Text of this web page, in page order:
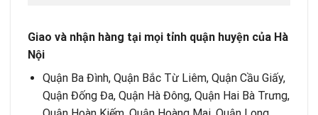
Giao và nhận hàng tại mọi tỉnh quận huyện của Hà
Nội
Quận Ba Đình, Quận Bắc Từ Liêm, Quận Cầu Giấy,
Quận Đống Đa, Quận Hà Đông, Quận Hai Bà Trưng,